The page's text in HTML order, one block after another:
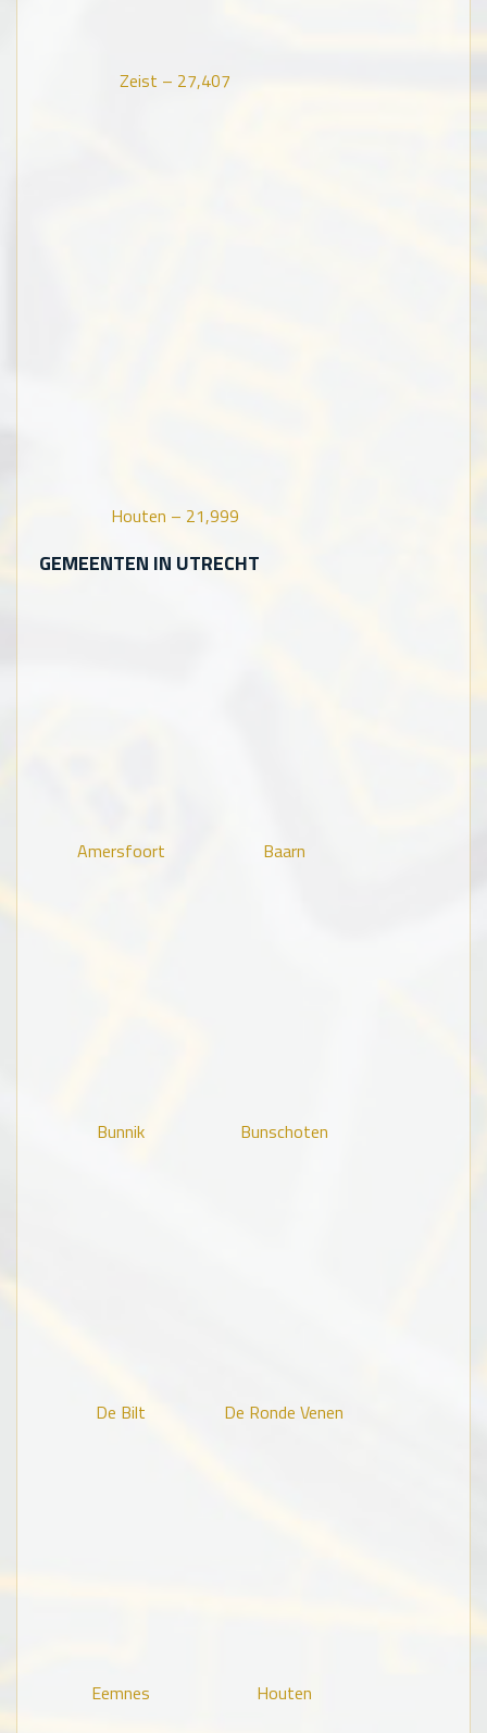
Zeist – 27,407
Houten – 21,999
GEMEENTEN IN UTRECHT
Amersfoort Baarn
Bunnik Bunschoten
De Bilt De Ronde Venen
Eemnes Houten